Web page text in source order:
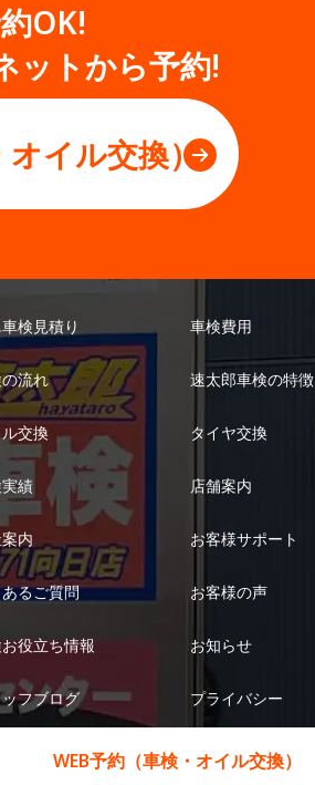
OK!
ットから予約!
オイル交換）
検見積り 車検費用
流れ 速太郎車検の特徴
交換 タイヤ交換
績 店舗案内
内 お客様サポート
るご質問 お客様の声
役立ち情報 お知らせ
フブログ プライバシー
WEB予約（車検・オイル交換）